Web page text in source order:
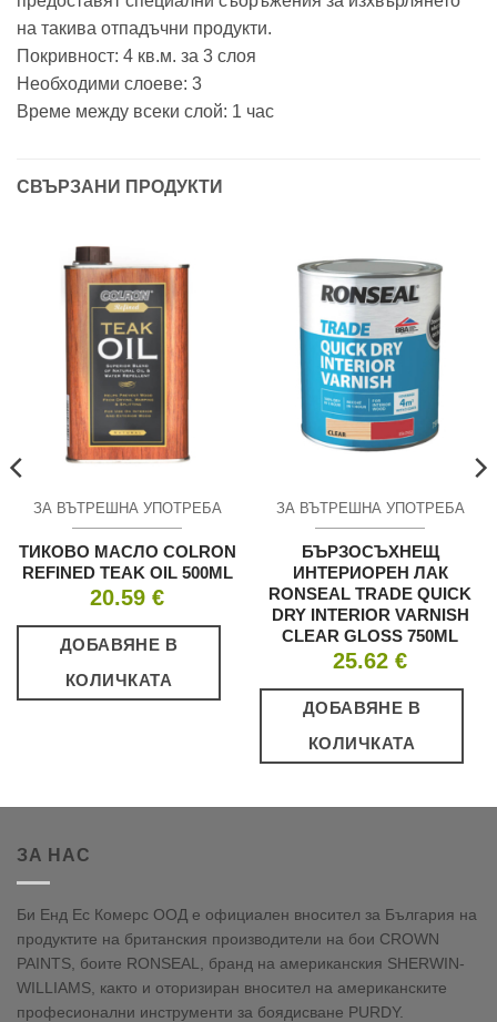
на такива отпадъчни продукти.
Покривност: 4 кв.м. за 3 слоя
Необходими слоеве: 3
Време между всеки слой: 1 час
СВЪРЗАНИ ПРОДУКТИ
ЗА ВЪТРЕШНА УПОТРЕБА
ТИКОВО МАСЛО COLRON
REFINED TEAK OIL 500ML
20.59 €
ДОБАВЯНЕ В
КОЛИЧКАТА
ЗА ВЪТРЕШНА УПОТРЕБА
БЪРЗОСЪХНЕЩ
ИНТЕРИОРЕН ЛАК
RONSEAL TRADE QUICK
DRY INTERIOR VARNISH
CLEAR GLOSS 750ML
25.62 €
ДОБАВЯНЕ В
КОЛИЧКАТА
ЗА НАС
Би Енд Ес Комерс ООД е официален вносител за България на
продуктите на британския производители на бои CROWN
PAINTS, боите RONSEAL, бранд на американския SHERWIN-
WILLIAMS, както и оторизиран вносител на американските
професионални инструменти за боядисване PURDY.